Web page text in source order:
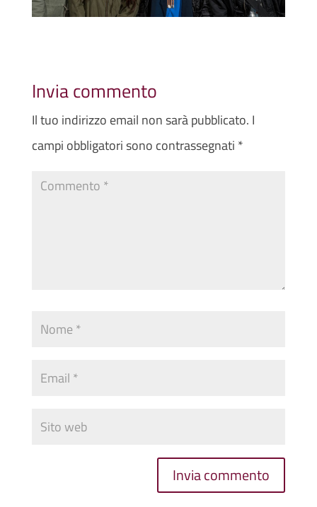
Invia commento
Il tuo indirizzo email non sarà pubblicato. I
campi obbligatori sono contrassegnati *